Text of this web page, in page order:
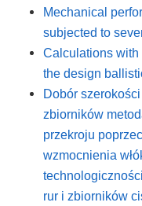
Mechanical
subjected to
Calculations with
the design
Dobór
zbiorników
przekroju
wzmocnienia
rur i zbiorników